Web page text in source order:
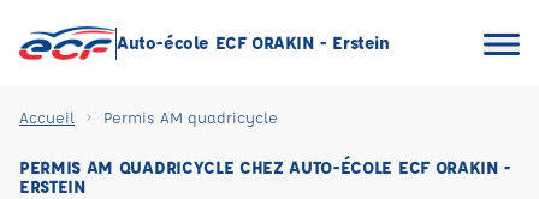
Auto-école ECF ORAKIN - Erstein
Accueil Permis AM quadricycle
PERMIS AM QUADRICYCLE CHEZ AUTO-ÉCOLE ECF ORAKIN -
ERSTEIN